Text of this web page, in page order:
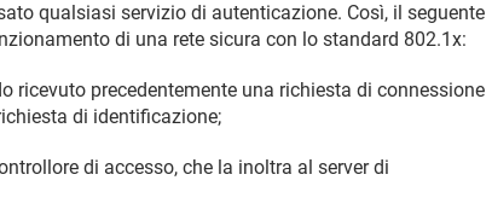
qualsiasi servizio di autenticazione. Così, il seguente
di una rete sicura con lo standard 802.1x:
ricevuto precedentemente una richiesta di connessione
di identificazione;
di accesso, che la inoltra al server di